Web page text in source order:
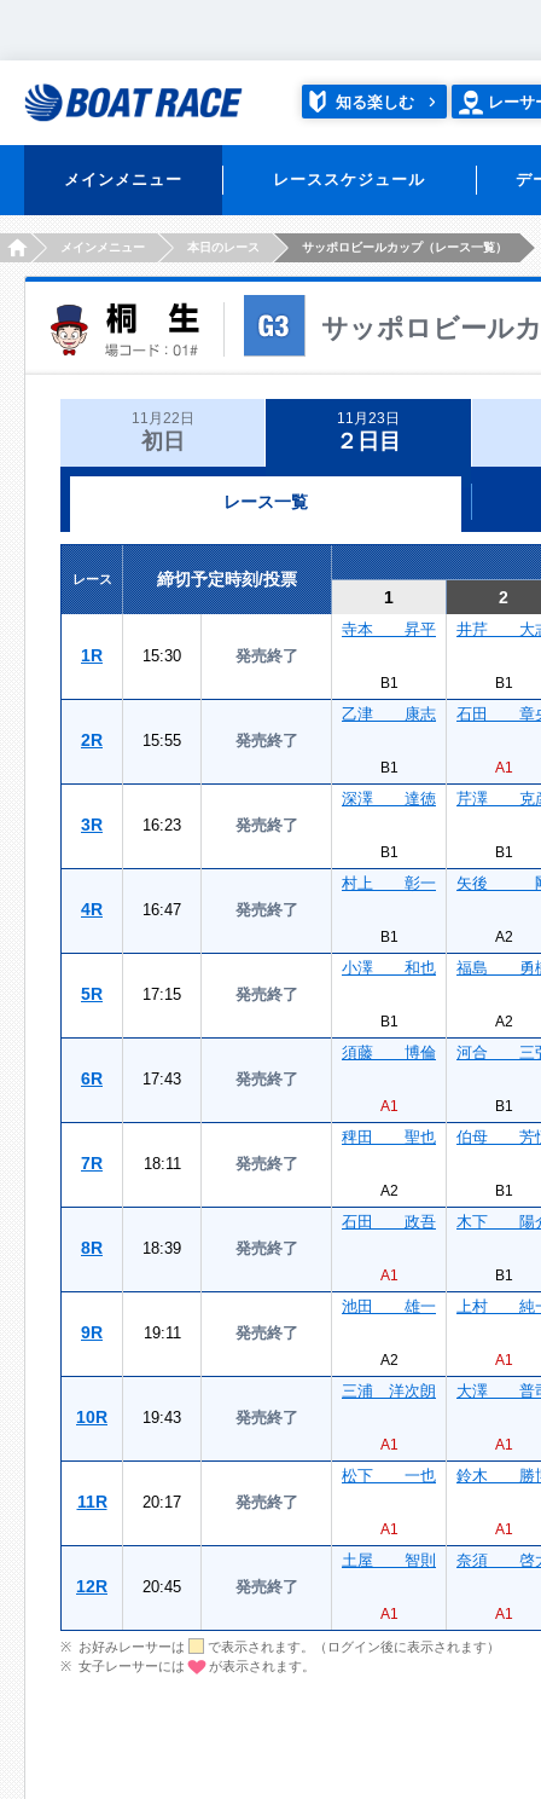
知る楽しむ レーサ
メインメニュー レーススケジュール デ
HOMEメインメニュー 本日のレース サッポロビールカップ（レース一覧）
サッポロビール
11月22日
初日
11月23日
２日目
レース一覧
レース
締切予定時刻/投票
1
2
1R 15:30 発売終了
寺本 昇平
B1
井芹 大
B1
2R 15:55 発売終了
乙津 康志
B1
石田 章
A1
3R 16:23 発売終了
深澤 達徳
B1
芹澤 克
B1
4R 16:47 発売終了
村上 彰一
B1
矢後
A2
5R 17:15 発売終了
小澤 和也
B1
福島 勇
A2
6R 17:43 発売終了
須藤 博倫
A1
河合 三
B1
7R 18:11 発売終了
稗田 聖也
A2
伯母 芳
B1
8R 18:39 発売終了
石田 政吾
A1
木下 陽
B1
9R 19:11 発売終了
池田 雄一
A2
上村 純
A1
10R 19:43 発売終了
三浦 洋次朗
A1
大澤 普
A1
11R 20:17 発売終了
松下 一也
A1
鈴木 勝
A1
12R 20:45 発売終了
土屋 智則
A1
奈須 啓
A1
お好みレーサーは
で表示されます。（ログイン後に表示されます）
女子レーサーには
が表示されます。